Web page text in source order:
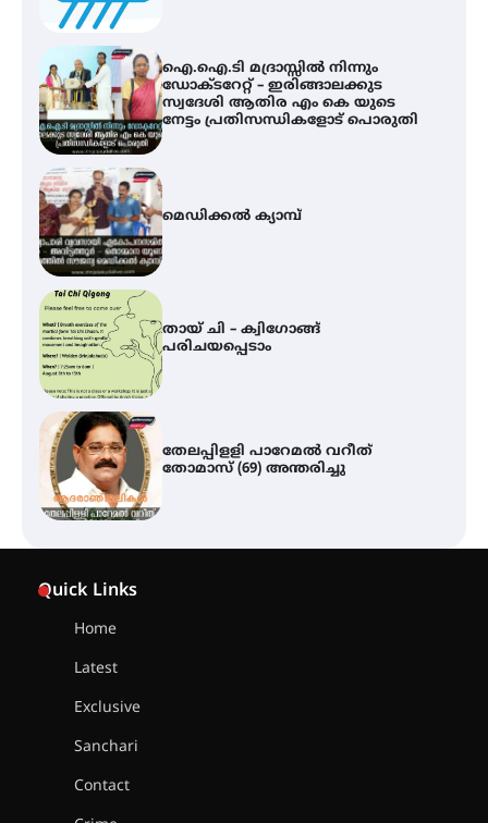
ഐ.ഐ.ടി മദ്രാസ്സിൽ നിന്നും
ഡോക്ടറേറ്റ് – ഇരിങ്ങാലക്കുട
സ്വദേശി ആതിര എം കെ യുടെ
നേട്ടം പ്രതിസന്ധികളോട് പൊരുതി
മെഡിക്കൽ ക്യാമ്പ്
തായ് ചി – ക്വിഗോങ്ങ്
പരിചയപ്പെടാം
തേലപ്പിളളി പാറേമൽ വറീത്
തോമാസ് (69) അന്തരിച്ചു
Quick Links
Home
Latest
Exclusive
Sanchari
Contact